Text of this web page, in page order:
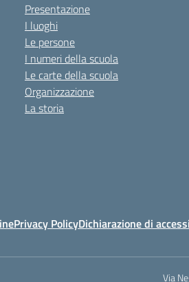
Presentazione
I luoghi
Le persone
I numeri della scuola
Le carte della scuola
Organizzazione
La storia
Privacy PolicyDichiarazione di
Via